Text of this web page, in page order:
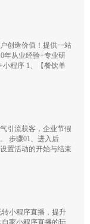
创造价值！提供一站
年从业经验+专业研
小程序 1、【餐饮单
引流获客，企业节假
步骤01、进入后
置活动的开始与结束
小程序直播，提升
家小程序直播的玩